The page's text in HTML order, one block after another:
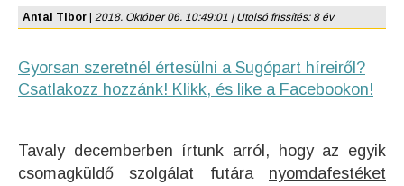
Antal Tibor 2018. Október 06. 10:49:01 | Utolsó frissítés: 8 év
Gyorsan szeretnél értesülni a Sugópart híreiről?
Csatlakozz hozzánk! Klikk, és like a Facebookon!
Tavaly decemberben írtunk arról, hogy az egyik
csomagküldő szolgálat futára nyomdafestéket